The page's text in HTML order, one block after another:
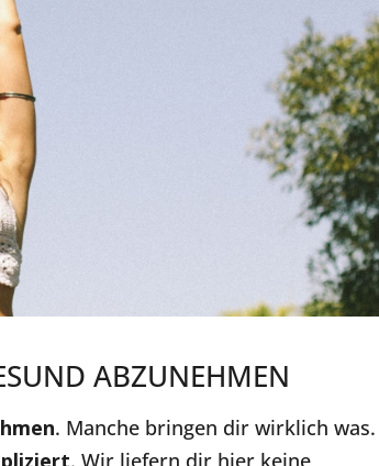
ABZUNEHMEN
. Manche bringen dir wirklich was.
. Wir liefern dir hier keine